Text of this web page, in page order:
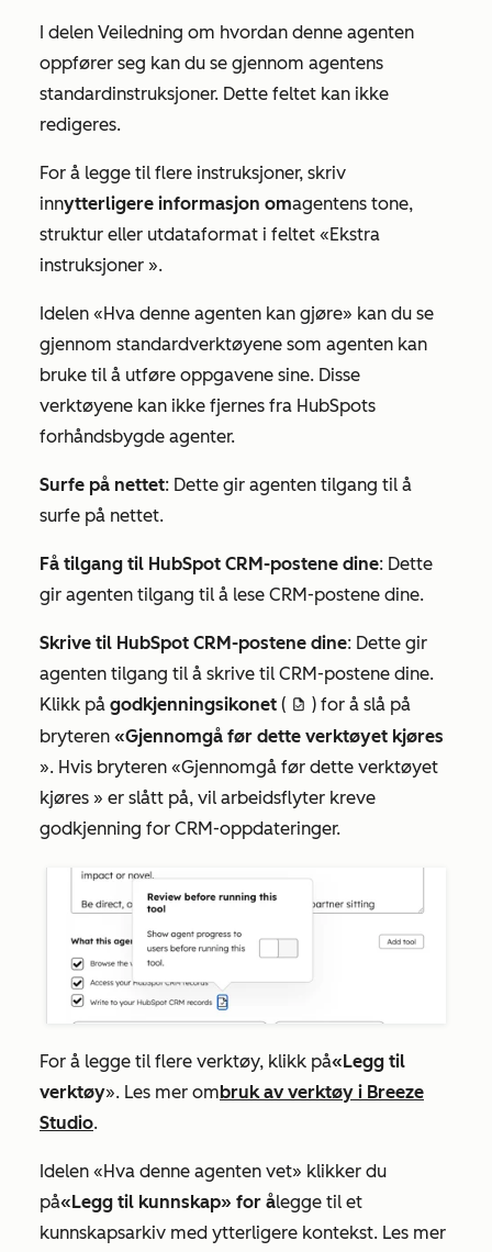
I delen Veiledning om hvordan denne agenten
oppfører seg kan du se gjennom agentens
standardinstruksjoner. Dette feltet kan ikke
redigeres.
For å legge til flere instruksjoner, skriv
innytterligere informasjon omagentens tone,
struktur eller utdataformat i feltet «Ekstra
instruksjoner ».
Idelen «Hva denne agenten kan gjøre» kan du se
gjennom standardverktøyene som agenten kan
bruke til å utføre oppgavene sine. Disse
verktøyene kan ikke fjernes fra HubSpots
forhåndsbygde agenter.
Surfe på nettet: Dette gir agenten tilgang til å
surfe på nettet.
Få tilgang til HubSpot CRM-postene dine: Dette
gir agenten tilgang til å lese CRM-postene dine.
Skrive til HubSpot CRM-postene dine: Dette gir
agenten tilgang til å skrive til CRM-postene dine.
Klikk på godkjenningsikonet ( approveDraftIcon ) for å slå på
bryteren «Gjennomgå før dette verktøyet kjøres
». Hvis bryteren «Gjennomgå før dette verktøyet
kjøres » er slått på, vil arbeidsflyter kreve
godkjenning for CRM-oppdateringer.
For å legge til flere verktøy, klikk på«Legg til
verktøy». Les mer om bruk av verktøy i Breeze
Studio.
delen «Hva denne agenten vet» klikker du
på«Legg til kunnskap» for ålegge til et
kunnskapsarkiv med ytterligere kontekst. Les mer